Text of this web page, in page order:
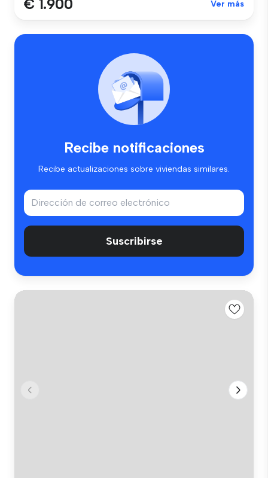
€ 1.900 Ver más
Recibe notificaciones
Recibe actualizaciones sobre viviendas similares.
Suscribirse